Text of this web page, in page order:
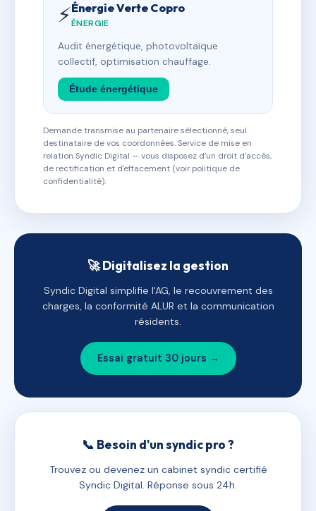
⚡Énergie Verte Copro
ÉNERGIE
Audit énergétique, photovoltaïque
collectif, optimisation chauffage.
Étude énergétique
Demande transmise au partenaire sélectionné, seul
destinataire de vos coordonnées. Service de mise en
relation Syndic Digital — vous disposez d'un droit d'accès,
de rectification et d'effacement (voir politique de
confidentialité).
🚀 Digitalisez la gestion
Syndic Digital simplifie l'AG, le recouvrement des
charges, la conformité ALUR et la communication
résidents.
Essai gratuit 30 jours →
📞 Besoin d'un syndic pro ?
Trouvez ou devenez un cabinet syndic certifié
Syndic Digital. Réponse sous 24h.